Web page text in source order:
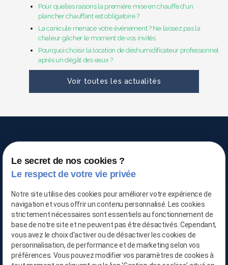
Pour quelles raisons la première mise en chauffe d'un
plancher chauffant est obligatoire ?
La canicule menace votre événement ? Ne laissez pas la
chaleur gâcher le moment de vos invités.
Pourquoi choisir la location de déshumidificateur professionnel
après un dégât des eaux ?
Voir toutes les actualités
TRAITEMENT DE L'AIR
03 66 88 25 06
06 21 65 28 29
Le secret de nos cookies ?
Le respect de votre vie privée
Notre site utilise des cookies pour améliorer votre expérience de
navigation et vous offrir un contenu personnalisé. Les cookies
strictement nécessaires sont essentiels au fonctionnement de
base de notre site et ne peuvent pas être désactivés. Cependant,
vous avez le choix d'activer ou de désactiver les cookies de
personnalisation, de performance et de marketing selon vos
préférences. Vous pouvez modifier vos paramètres de cookies à